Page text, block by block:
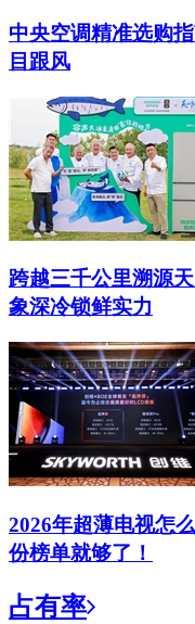
中央空调精准选购
目跟风
跨越三千公里溯源
象深冷锁鲜实力
2026年超薄电视怎
份榜单就够了！
占有率